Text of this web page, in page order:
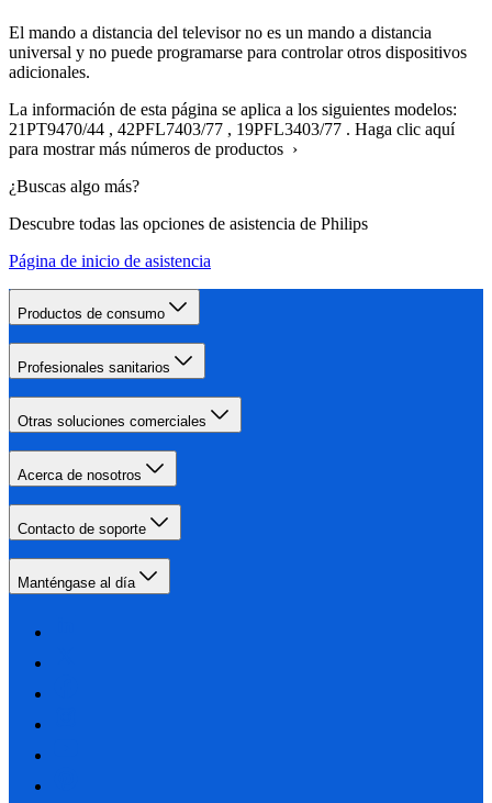
El mando a distancia del televisor no es un mando a distancia
universal y no puede programarse para controlar otros dispositivos
adicionales.
La información de esta página se aplica a los siguientes modelos:
21PT9470/44 , 42PFL7403/77 , 19PFL3403/77 . Haga clic aquí
para mostrar más números de productos ›
¿Buscas algo más?
Descubre todas las opciones de asistencia de Philips
Página de inicio de asistencia
Productos de consumo
Profesionales sanitarios
Otras soluciones comerciales
Acerca de nosotros
Contacto de soporte
Manténgase al día